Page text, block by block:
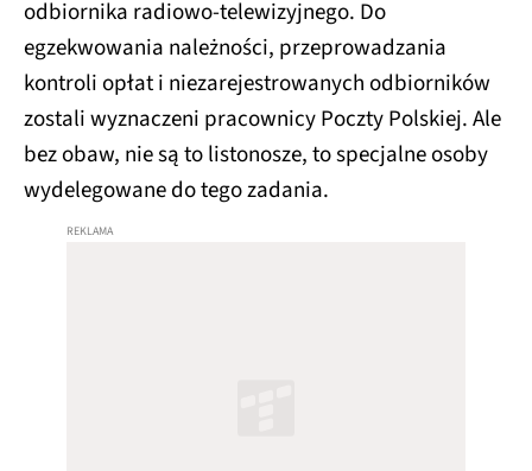
odbiornika radiowo-telewizyjnego. Do
egzekwowania należności, przeprowadzania
kontroli opłat i niezarejestrowanych odbiorników
zostali wyznaczeni pracownicy Poczty Polskiej. Ale
bez obaw, nie są to listonosze, to specjalne osoby
wydelegowane do tego zadania.